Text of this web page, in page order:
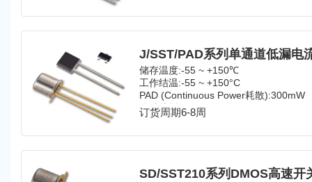
J/SST/PAD系列单通道低漏电
储存温度:-55 ~ +150℃
工作结温:-55 ~ +150°C
PAD (Continuous Power耗散):300mW
连续功耗(J/SSTPAD): 350mW
正向电流(PAD): 50mA
正向电流(J/SSTPAD):10mA
订货周期6-8周
SD/SST210系列DMOS高速开